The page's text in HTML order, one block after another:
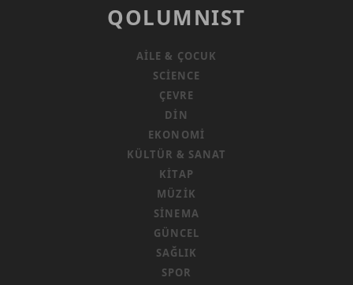
QOLUMNIST
AILE & ÇOCUK
SCIENCE
ÇEVRE
DIN
EKONOMI
KÜLTÜR & SANAT
KITAP
MÜZIK
SINEMA
GÜNCEL
SAĞLIK
SPOR